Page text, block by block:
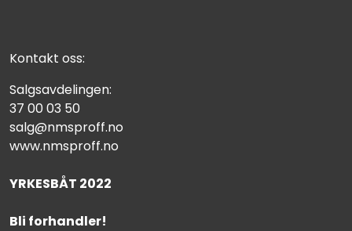
Kontakt oss:
Salgsavdelingen:
37 00 03 50
salg@nmsproff.no
www.nmsproff.no
YRKESBÅT 2022
Bli forhandler!